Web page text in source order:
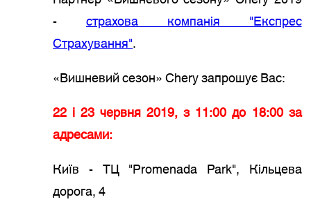
- страхова компанія "Експрес
Страхування".
«Вишневий сезон» Chery запрошує Вас:
22 і 23 червня 2019, з 11:00 до 18:00 за
адресами:
Київ - ТЦ "Promenada Park", Кільцева
дорога, 4